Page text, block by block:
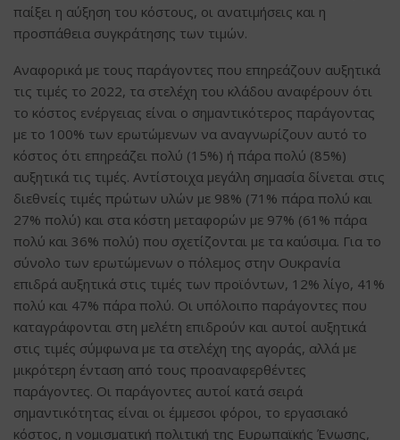
παίξει η αύξηση του κόστους, οι ανατιμήσεις και η
προσπάθεια συγκράτησης των τιμών.
Αναφορικά με τους παράγοντες που επηρεάζουν αυξητικά
τις τιμές το 2022, τα στελέχη του κλάδου αναφέρουν ότι
το κόστος ενέργειας είναι ο σημαντικότερος παράγοντας
με το 100% των ερωτώμενων να αναγνωρίζουν αυτό το
κόστος ότι επηρεάζει πολύ (15%) ή πάρα πολύ (85%)
αυξητικά τις τιμές. Αντίστοιχα μεγάλη σημασία δίνεται στις
διεθνείς τιμές πρώτων υλών με 98% (71% πάρα πολύ και
27% πολύ) και στα κόστη μεταφορών με 97% (61% πάρα
πολύ και 36% πολύ) που σχετίζονται με τα καύσιμα. Για το
σύνολο των ερωτώμενων ο πόλεμος στην Ουκρανία
επιδρά αυξητικά στις τιμές των προϊόντων, 12% λίγο, 41%
πολύ και 47% πάρα πολύ. Οι υπόλοιπο παράγοντες που
καταγράφονται στη μελέτη επιδρούν και αυτοί αυξητικά
στις τιμές σύμφωνα με τα στελέχη της αγοράς, αλλά με
μικρότερη ένταση από τους προαναφερθέντες
παράγοντες. Οι παράγοντες αυτοί κατά σειρά
σημαντικότητας είναι οι έμμεσοι φόροι, το εργασιακό
κόστος, η νομισματική πολιτική της Ευρωπαϊκής Ένωσης,